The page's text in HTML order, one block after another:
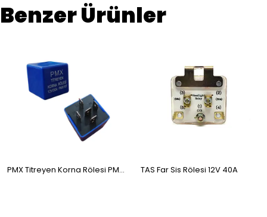
Benzer Ürünler
PMX Titreyen Korna Rölesi PMX107 TAS Far Sis Rölesi 12V 40A